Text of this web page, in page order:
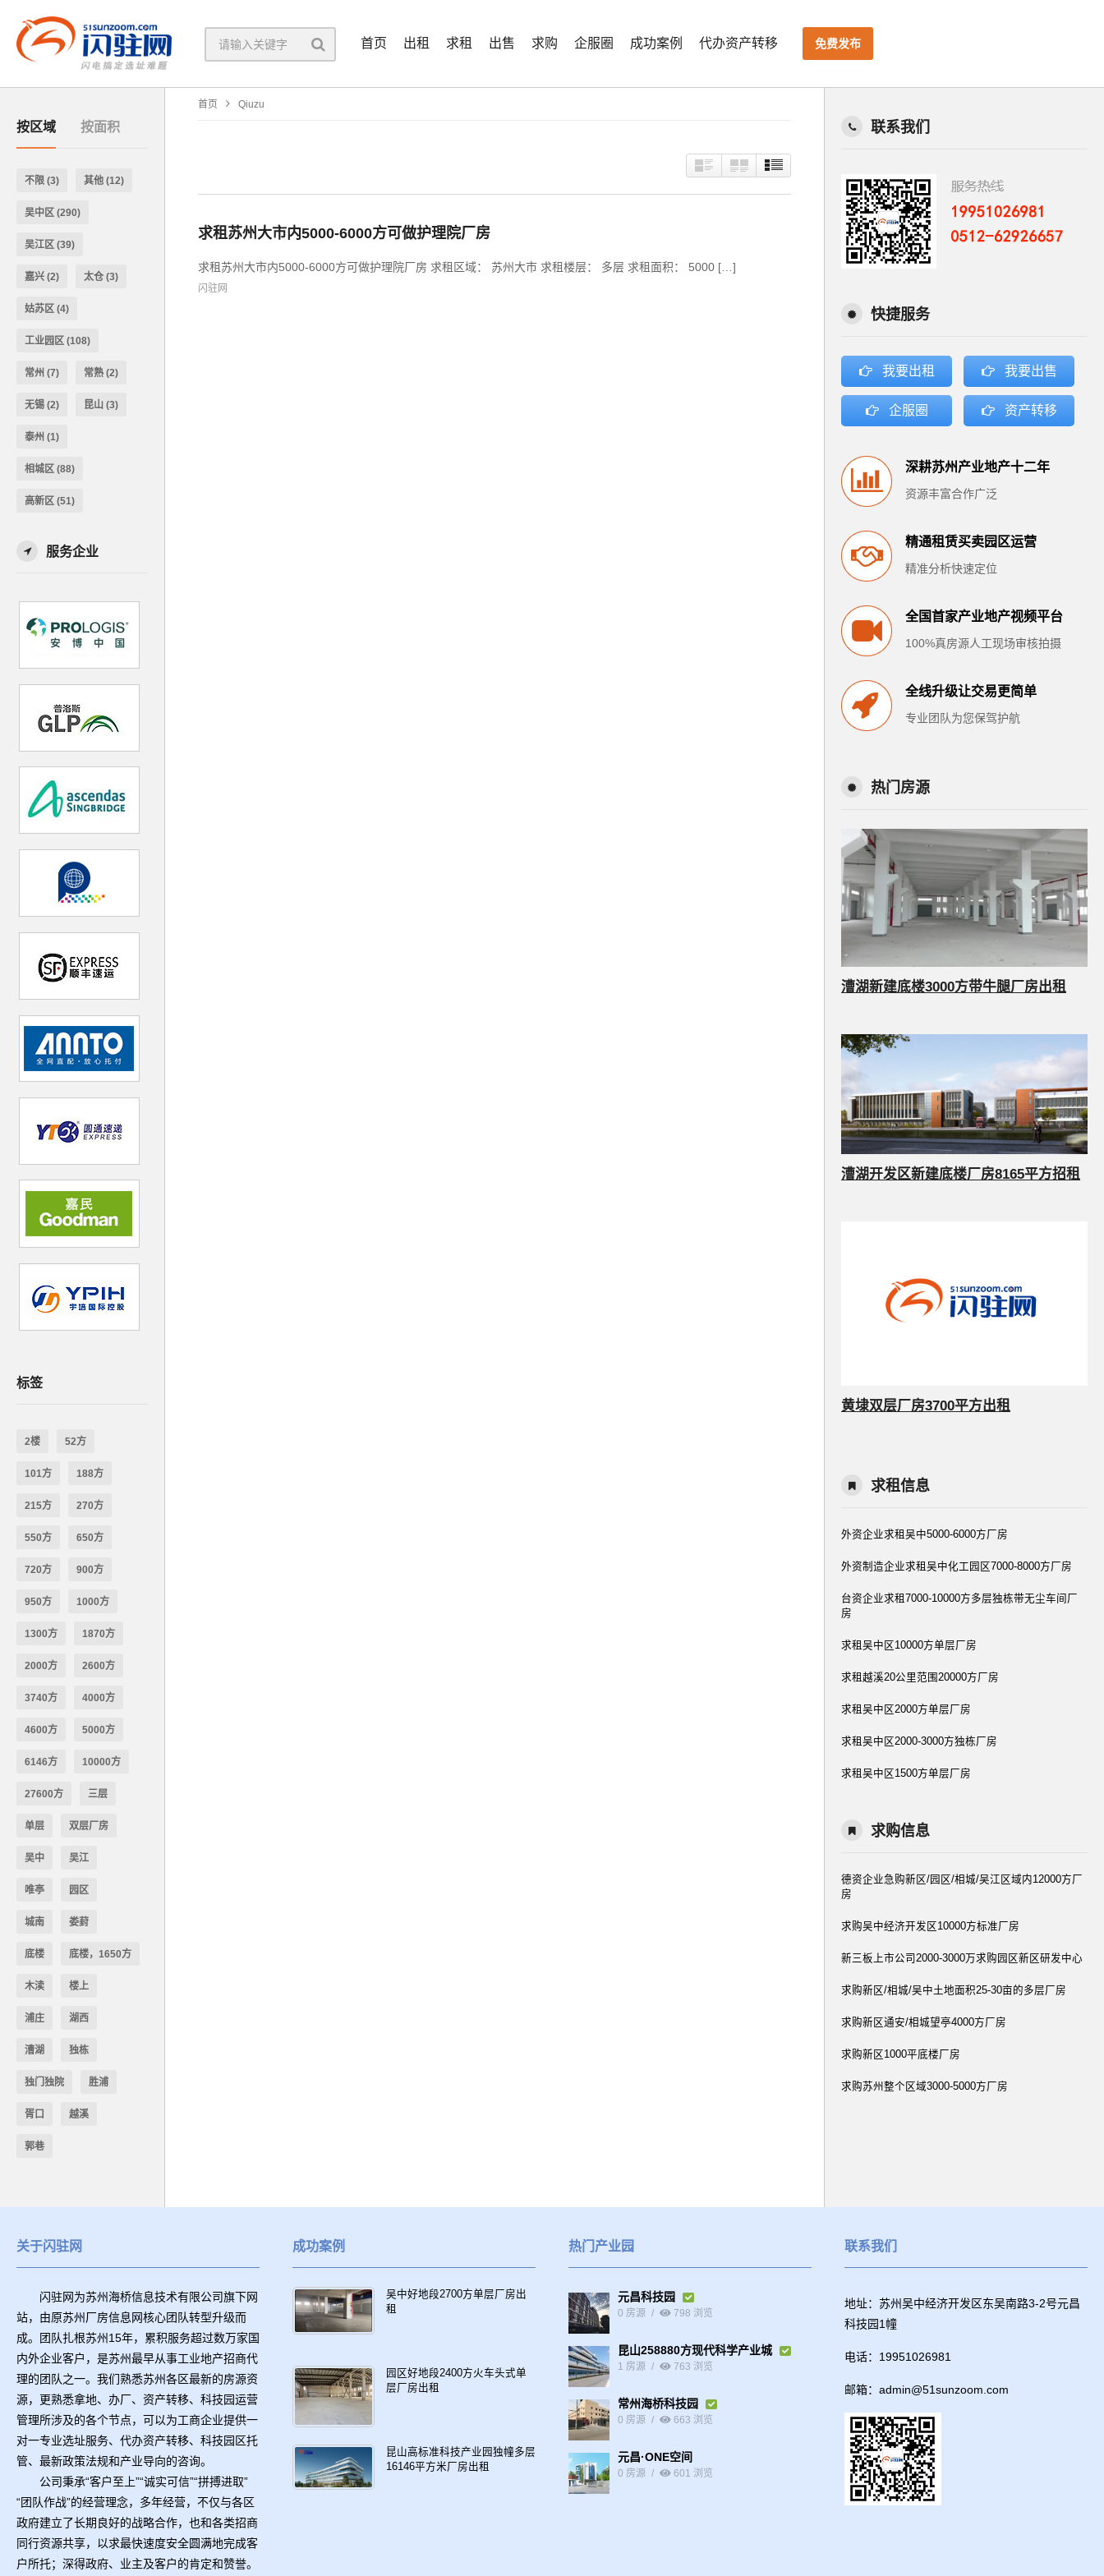
首页 出租 求租 出售 求购 企服圈 成功案例 代办资产转移 免费发布
按区域 按面积
不限 (3) 其他 (12)
吴中区 (290)
吴江区 (39)
嘉兴 (2) 太仓 (3)
姑苏区 (4)
工业园区 (108)
常州 (7) 常熟 (2)
无锡 (2) 昆山 (3)
泰州 (1)
相城区 (88)
高新区 (51)
服务企业
标签
2楼 52方
101方 188方
215方 270方
550方 650方
720方 900方
950方 1000方
1300方 1870方
2000方 2600方
3740方 4000方
4600方 5000方
6146方 10000方
27600方 三层
单层 双层厂房
吴中 吴江
唯亭 园区
城南 娄葑
底楼 底楼，1650方
木渎 楼上
浦庄 湖西
漕湖 独栋
独门独院 胜浦
胥口 越溪
郭巷
首页 Qiuzu
求租苏州大市内5000-6000方可做护理院厂房
求租苏州大市内5000-6000方可做护理院厂房 求租区域： 苏州大市 求租楼层： 多层 求租面积： 5000 […]
闪驻网
联系我们
快捷服务
我要出租 我要出售
企服圈 资产转移
深耕苏州产业地产十二年
资源丰富合作广泛
精通租赁买卖园区运营
精准分析快速定位
全国首家产业地产视频平台
100%真房源人工现场审核拍摄
全线升级让交易更简单
专业团队为您保驾护航
热门房源
漕湖新建底楼3000方带牛腿厂房出租
漕湖开发区新建底楼厂房8165平方招租
黄埭双层厂房3700平方出租
求租信息
外资企业求租吴中5000-6000方厂房
外资制造企业求租吴中化工园区7000-8000方厂房
台资企业求租7000-10000方多层独栋带无尘车间厂
房
求租吴中区10000方单层厂房
求租越溪20公里范围20000方厂房
求租吴中区2000方单层厂房
求租吴中区2000-3000方独栋厂房
求租吴中区1500方单层厂房
求购信息
德资企业急购新区/园区/相城/吴江区域内12000方厂
房
求购吴中经济开发区10000方标准厂房
新三板上市公司2000-3000万求购园区新区研发中心
求购新区/相城/吴中土地面积25-30亩的多层厂房
求购新区通安/相城望亭4000方厂房
求购新区1000平底楼厂房
求购苏州整个区域3000-5000方厂房
关于闪驻网
闪驻网为苏州海桥信息技术有限公司旗下网
站，由原苏州厂房信息网核心团队转型升级而
成。团队扎根苏州15年，累积服务超过数万家国
内外企业客户，是苏州最早从事工业地产招商代
理的团队之一。我们熟悉苏州各区最新的房源资
源，更熟悉拿地、办厂、资产转移、科技园运营
管理所涉及的各个节点，可以为工商企业提供一
对一专业选址服务、代办资产转移、科技园区托
管、最新政策法规和产业导向的咨询。
公司秉承“客户至上”“诚实可信”“拼搏进取”
“团队作战”的经营理念，多年经营，不仅与各区
政府建立了长期良好的战略合作，也和各类招商
同行资源共享，以求最快速度安全圆满地完成客
户所托；深得政府、业主及客户的肯定和赞誉。
成功案例
吴中好地段2700方单层厂房出
租
园区好地段2400方火车头式单
层厂房出租
昆山高标准科技产业园独幢多层
16146平方米厂房出租
热门产业园
元昌科技园
0 房源 798 浏览
昆山258880方现代科学产业城
1 房源 763 浏览
常州海桥科技园
0 房源 663 浏览
元昌·ONE空间
0 房源 601 浏览
联系我们
地址：苏州吴中经济开发区东吴南路3-2号元昌
科技园1幢
电话：19951026981
邮箱：admin@51sunzoom.com